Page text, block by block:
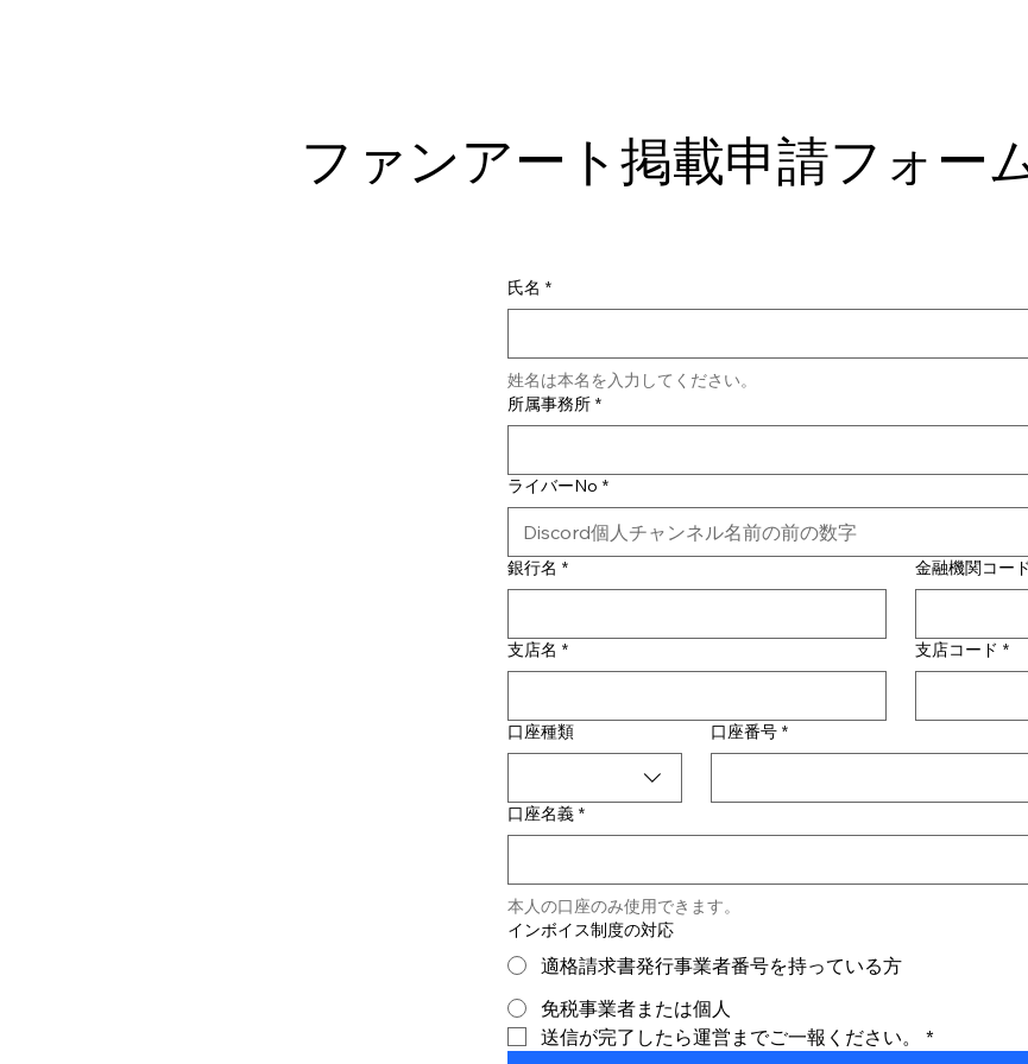
ファンアート掲載申請フォー
氏名 *
姓名は本名を入力してください。
所属事務所 *
ライバーNo *
銀行名 * 金融機関コード
支店名 * 支店コード *
口座種類 口座番号 *
口座名義 *
本人の口座のみ使用できます。
インボイス制度の対応
適格請求書発行事業者番号を持っている方
免税事業者または個人
送信が完了したら運営までご一報ください。
*